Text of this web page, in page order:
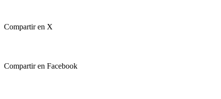
Compartir en X
Compartir en Facebook